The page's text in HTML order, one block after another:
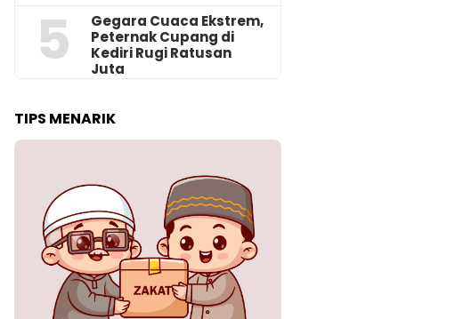
5
‎Gegara Cuaca Ekstrem,
Peternak Cupang di
Kediri Rugi Ratusan
Juta
TIPS MENARIK